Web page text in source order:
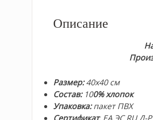
Описание
Размер:40х40 см
Состав:100% хлопок
Упаковка:пакет ПВХ